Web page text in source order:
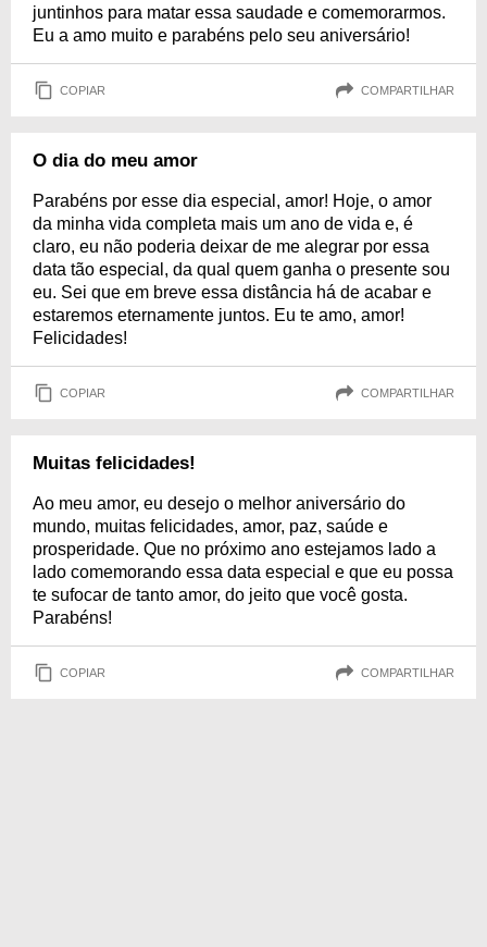
juntinhos para matar essa saudade e comemorarmos.
Eu a amo muito e parabéns pelo seu aniversário!
COPIAR COMPARTILHAR
O dia do meu amor
Parabéns por esse dia especial, amor! Hoje, o amor
da minha vida completa mais um ano de vida e, é
claro, eu não poderia deixar de me alegrar por essa
data tão especial, da qual quem ganha o presente sou
eu. Sei que em breve essa distância há de acabar e
estaremos eternamente juntos. Eu te amo, amor!
Felicidades!
COPIAR COMPARTILHAR
Muitas felicidades!
Ao meu amor, eu desejo o melhor aniversário do
mundo, muitas felicidades, amor, paz, saúde e
prosperidade. Que no próximo ano estejamos lado a
lado comemorando essa data especial e que eu possa
te sufocar de tanto amor, do jeito que você gosta.
Parabéns!
COPIAR COMPARTILHAR